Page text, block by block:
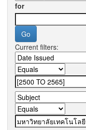
for
Current filters: